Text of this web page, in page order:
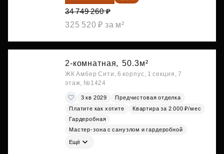
34 749 260 ₽
325 520 ₽ за м²
2-комнатная, 50.3м²
ЖК Амбер Сити, 6 корпус, 1 секция, 7
этаж, №1424
3 кв 2029
Предчистовая отделка
Платите как хотите
Квартира за 2 000 ₽/мес
Гардеробная
Мастер-зона с санузлом и гардеробной
Ещё